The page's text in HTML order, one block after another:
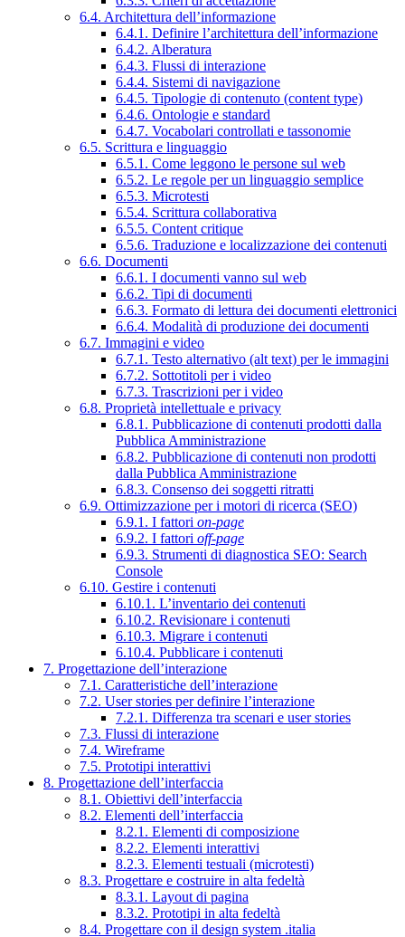
6.4. Architettura dell’informazione
6.4.1. Definire l’architettura dell’informazione
6.4.2. Alberatura
6.4.3. Flussi di interazione
6.4.4. Sistemi di navigazione
6.4.5. Tipologie di contenuto (content type)
6.4.6. Ontologie e standard
6.4.7. Vocabolari controllati e tassonomie
6.5. Scrittura e linguaggio
6.5.1. Come leggono le persone sul web
6.5.2. Le regole per un linguaggio semplice
6.5.3. Microtesti
6.5.4. Scrittura collaborativa
6.5.5. Content critique
6.5.6. Traduzione e localizzazione dei contenuti
6.6. Documenti
6.6.1. I documenti vanno sul web
6.6.2. Tipi di documenti
6.6.3. Formato di lettura dei documenti elettronici
6.6.4. Modalità di produzione dei documenti
6.7. Immagini e video
6.7.1. Testo alternativo (alt text) per le immagini
6.7.2. Sottotitoli per i video
6.7.3. Trascrizioni per i video
6.8. Proprietà intellettuale e privacy
6.8.1. Pubblicazione di contenuti prodotti dalla
Pubblica Amministrazione
6.8.2. Pubblicazione di contenuti non prodotti
dalla Pubblica Amministrazione
6.8.3. Consenso dei soggetti ritratti
6.9. Ottimizzazione per i motori di ricerca (SEO)
6.9.1. I fattori on-page
6.9.2. I fattori off-page
6.9.3. Strumenti di diagnostica SEO: Search
Console
6.10. Gestire i contenuti
6.10.1. L’inventario dei contenuti
6.10.2. Revisionare i contenuti
6.10.3. Migrare i contenuti
6.10.4. Pubblicare i contenuti
7. Progettazione dell’interazione
7.1. Caratteristiche dell’interazione
7.2. User stories per definire l’interazione
7.2.1. Differenza tra scenari e user stories
7.3. Flussi di interazione
7.4. Wireframe
7.5. Prototipi interattivi
8. Progettazione dell’interfaccia
8.1. Obiettivi dell’interfaccia
8.2. Elementi dell’interfaccia
8.2.1. Elementi di composizione
8.2.2. Elementi interattivi
8.2.3. Elementi testuali (microtesti)
8.3. Progettare e costruire in alta fedeltà
8.3.1. Layout di pagina
8.3.2. Prototipi in alta fedeltà
8.4. Progettare con il design system .italia